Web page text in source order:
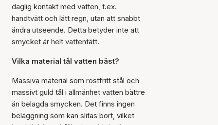
daglig kontakt med vatten, t.ex.
handtvätt och lätt regn, utan att snabbt
ändra utseende. Detta betyder inte att
smycket är helt vattentätt.
Vilka material tål vatten bäst?
Massiva material som rostfritt stål och
massivt guld tål i allmänhet vatten bättre
än belagda smycken. Det finns ingen
beläggning som kan slitas bort, vilket